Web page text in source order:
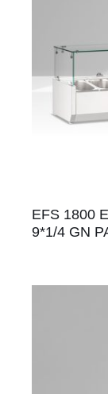
EFS 1800
9*1/4 GN